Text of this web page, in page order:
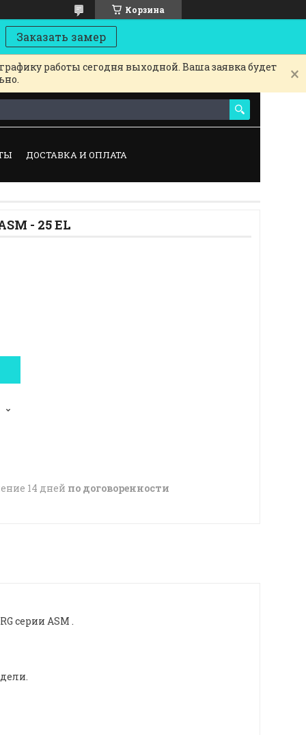
Корзина
Заказать замер
работы сегодня выходной. Ваша заявка будет
ДОСТАВКА И ОПЛАТА
- 25 EL
14 дней по договоренности
серии ASM .